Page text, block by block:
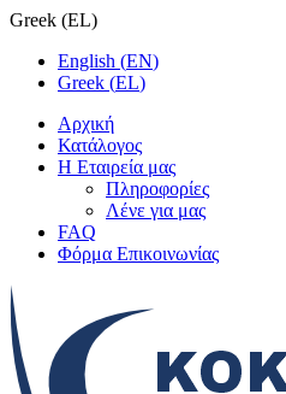
Greek (EL)
English (EN)
Greek (EL)
Αρχική
Κατάλογος
Η Εταιρεία μας
Πληροφορίες
Λένε για μας
FAQ
Φόρμα Επικοινωνίας